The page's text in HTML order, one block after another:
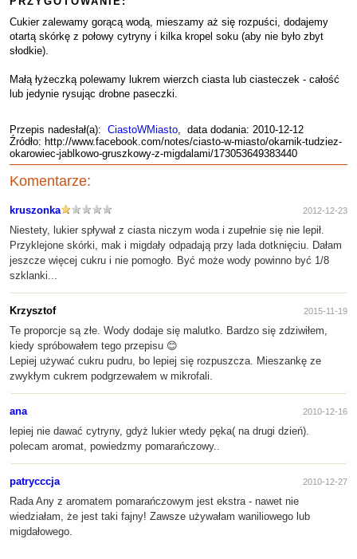
Cukier zalewamy gorącą wodą, mieszamy aż się rozpuści, dodajemy
otartą skórkę z połowy cytryny i kilka kropel soku (aby nie było zbyt
słodkie).
Małą łyżeczką polewamy lukrem wierzch ciasta lub ciasteczek - całość
lub jedynie rysując drobne paseczki.
Przepis nadesłał(a): CiastoWMiasto, data dodania: 2010-12-12
Źródło: http://www.facebook.com/notes/ciasto-w-miasto/okarnik-tudziez-
okarowiec-jablkowo-gruszkowy-z-migdalami/173053649383440
Komentarze:
kruszonka 2012-12-23
Niestety, lukier spływał z ciasta niczym woda i zupełnie się nie lepił.
Przyklejone skórki, mak i migdały odpadają przy lada dotknięciu. Dałam
jeszcze więcej cukru i nie pomogło. Być może wody powinno być 1/8
szklanki...
Krzysztof 2015-11-19
Te proporcje są złe. Wody dodaje się malutko. Bardzo się zdziwiłem,
kiedy spróbowałem tego przepisu 😊
Lepiej używać cukru pudru, bo lepiej się rozpuszcza. Mieszankę ze
zwykłym cukrem podgrzewałem w mikrofali.
ana 2010-12-16
lepiej nie dawać cytryny, gdyż lukier wtedy pęka( na drugi dzień).
polecam aromat, powiedzmy pomarańczowy..
patrycccja 2010-12-27
Rada Any z aromatem pomarańczowym jest ekstra - nawet nie
wiedziałam, że jest taki fajny! Zawsze używałam waniliowego lub
migdałowego.